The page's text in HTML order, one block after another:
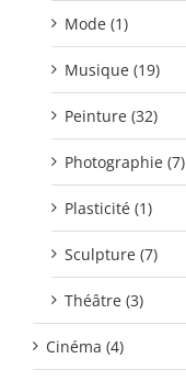
Mode (1)
Musique (19)
Peinture (32)
Photographie (7)
Plasticité (1)
Sculpture (7)
Théâtre (3)
Cinéma (4)